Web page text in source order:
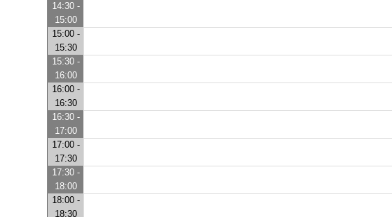
14:30 -
15:00
15:00 -
15:30
15:30 -
16:00
16:00 -
16:30
16:30 -
17:00
17:00 -
17:30
17:30 -
18:00
18:00 -
18:30